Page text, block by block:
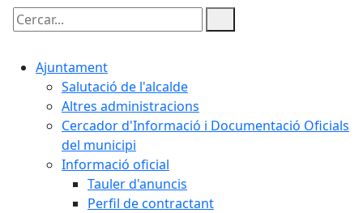
Cercar:
Ajuntament
Salutació de l'alcalde
Altres administracions
Cercador d'Informació i Documentació Oficials
del municipi
Informació oficial
Tauler d'anuncis
Perfil de contractant